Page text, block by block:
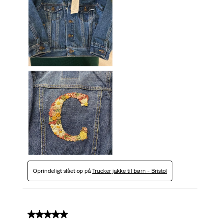
Oprindeligt slået op på Trucker jakke til børn - Bristol
5 ud af 5 stjerner.